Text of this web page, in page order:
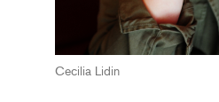
Cecilia Lidin